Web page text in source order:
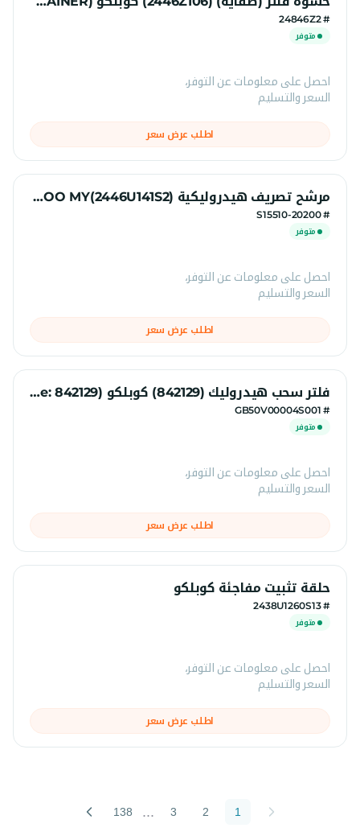
# 24846Z2
متوفر
احصل على معلومات عن التوفر،
السعر والتسليم
اطلب عرض سعر
مرشح تصريف هيدروليكية (2446U141S2)HS code 842129 COO MY كوبلكو
# S15510-20200
متوفر
احصل على معلومات عن التوفر،
السعر والتسليم
اطلب عرض سعر
فلتر سحب هيدروليك (842129) كوبلكو (HS code: 842129)
# GB50V00004S001
متوفر
احصل على معلومات عن التوفر،
السعر والتسليم
اطلب عرض سعر
حلقة تثبيت مفاجئة كوبلكو
# 2438U1260S13
متوفر
احصل على معلومات عن التوفر،
السعر والتسليم
اطلب عرض سعر
1
2
3
...
138